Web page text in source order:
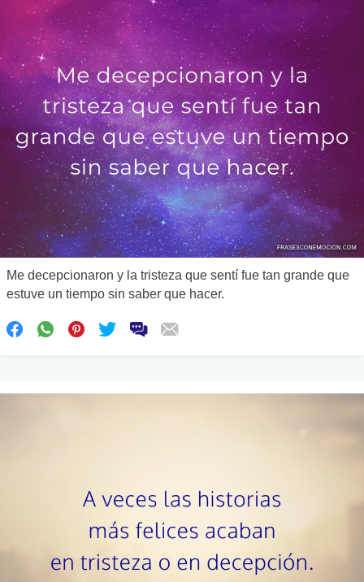
Me decepcionaron y la tristeza que sentí fue tan grande que
estuve un tiempo sin saber que hacer.